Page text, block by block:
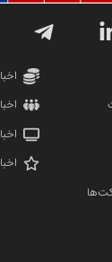
فولاد در